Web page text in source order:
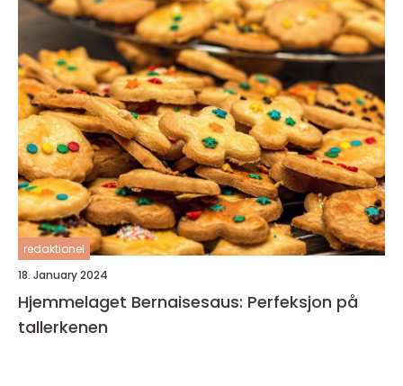
redaktionel
18. January 2024
Hjemmelaget Bernaisesaus: Perfeksjon på
tallerkenen